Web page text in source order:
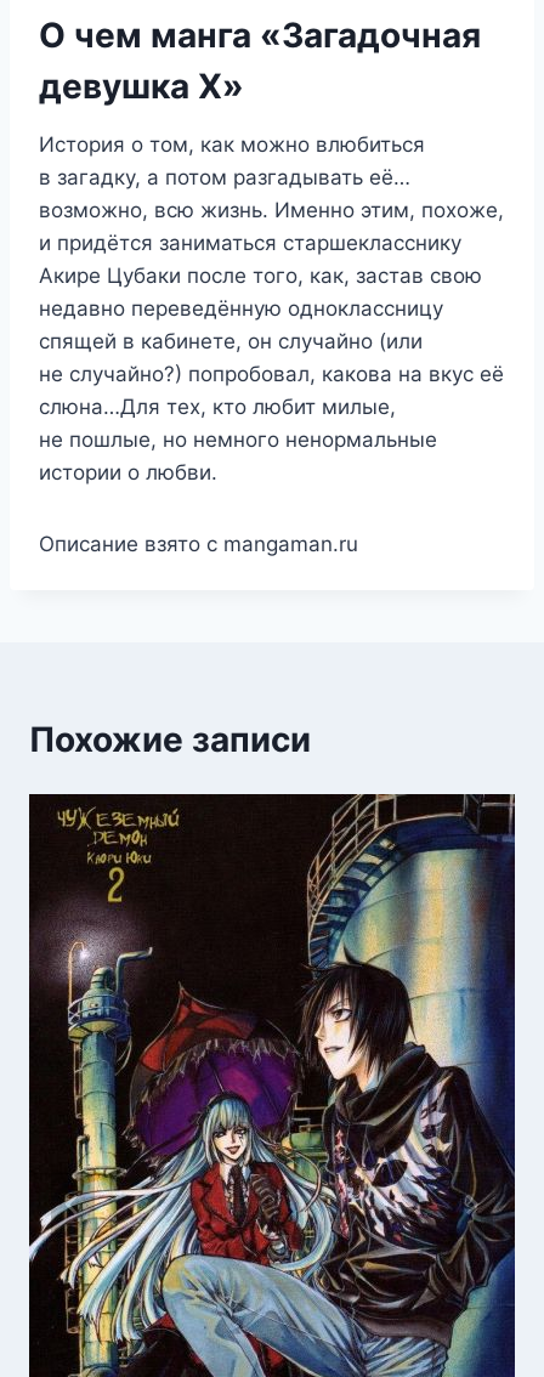
О чем манга «Загадочная
девушка Х»
История о том, как можно влюбиться
в загадку, а потом разгадывать её…
возможно, всю жизнь. Именно этим, похоже,
и придётся заниматься старшекласснику
Акире Цубаки после того, как, застав свою
недавно переведённую одноклассницу
спящей в кабинете, он случайно (или
не случайно?) попробовал, какова на вкус её
слюна…Для тех, кто любит милые,
не пошлые, но немного ненормальные
истории о любви.
Описание взято с mangaman.ru
Похожие записи